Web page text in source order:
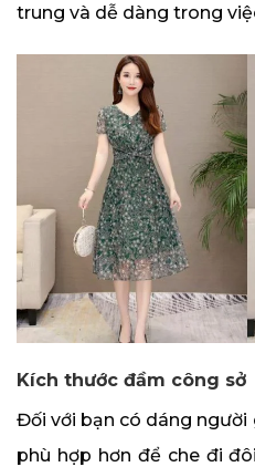
trung và dễ dàng trong
Kích thước đầm công sở
Đối với bạn có dáng người
phù hợp hơn để che đi